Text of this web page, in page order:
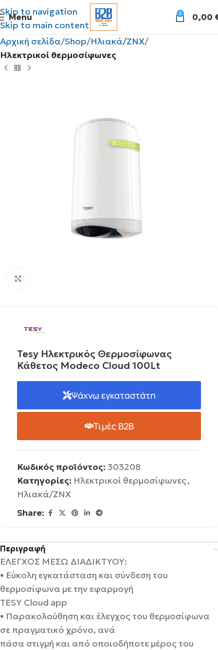
Skip to navigation
Skip to main content
Menu 0 0,00
Αρχική σελίδα Shop Ηλιακά/ΖΝΧ
Ηλεκτρικοί θερμοσίφωνες
Tesy Ηλεκτρικός Θερμοσίφωνας
Κάθετος Modeco Cloud 100Lt
Ψάχνω εγκαταστάτη
Τιμές B2B
Κωδικός προϊόντος: 303208
Κατηγορίες: Ηλεκτρικοί θερμοσίφωνες,
Ηλιακά/ΖΝΧ
Share:
Περιγραφή
ΕΛΕΓΧΟΣ ΜΕΣΩ ΔΙΑΔΙΚΤΥΟΥ:
• Εύκολη εγκατάσταση και σύνδεση του
θερμοσίφωνα με την εφαρμογή
TESY Cloud app
• Παρακολούθηση και έλεγχος του θερμοσίφωνα
σε πραγματικό χρόνο, ανά
πάσα στιγμή και από οποιοδήποτε μέρος του